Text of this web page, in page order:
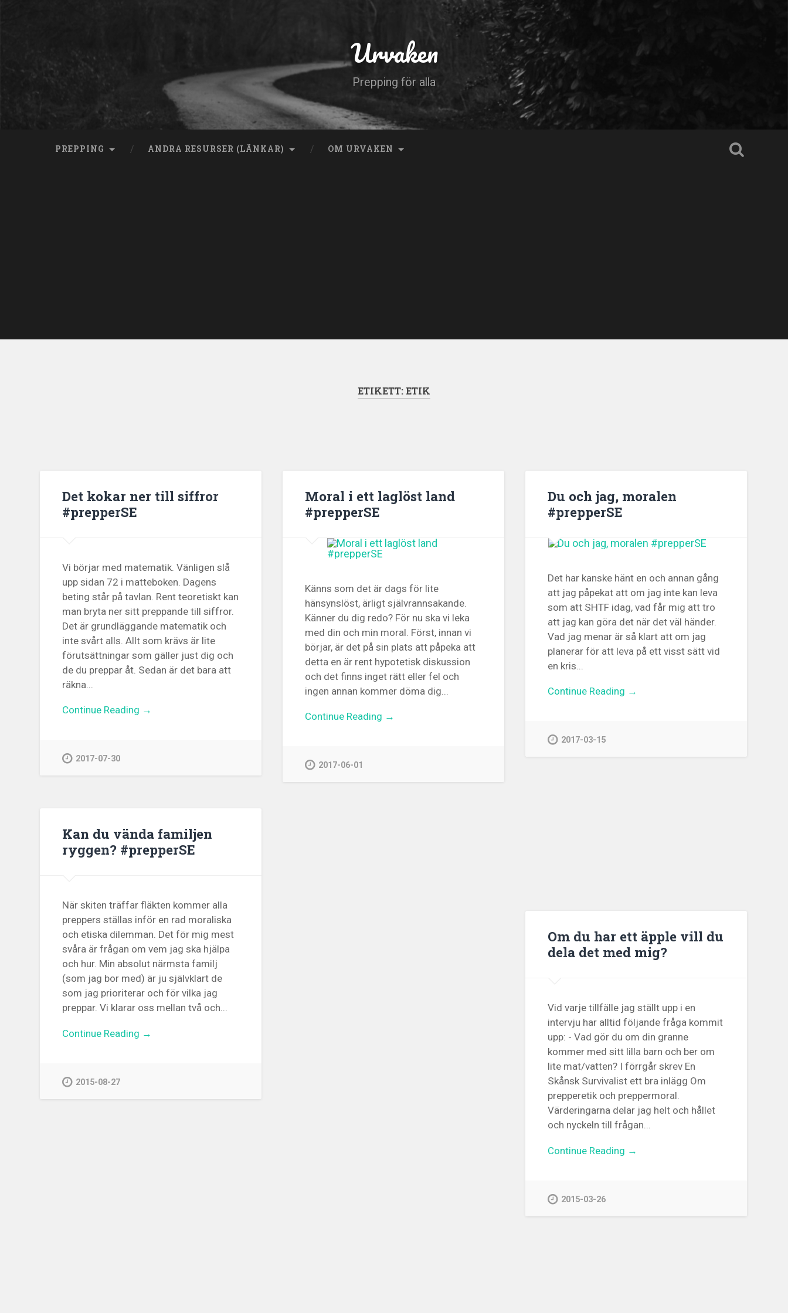
Urvaken
Prepping för alla
PREPPING ANDRA RESURSER (LÄNKAR) OM URVAKEN
ETIKETT:ETIK
Det kokar ner till siffror
#prepperSE
Vi börjar med matematik. Vänligen slå
upp sidan 72 i matteboken. Dagens
beting står på tavlan. Rent teoretiskt kan
man bryta ner sitt preppande till siffror.
Det är grundläggande matematik och
inte svårt alls. Allt som krävs är lite
förutsättningar som gäller just dig och
de du preppar åt. Sedan är det bara att
räkna...
Continue Reading →
2017-07-30
Moral i ett laglöst land
#prepperSE
Känns som det är dags för lite
hänsynslöst, ärligt självrannsakande.
Känner du dig redo? För nu ska vi leka
med din och min moral. Först, innan vi
börjar, är det på sin plats att påpeka att
detta en är rent hypotetisk diskussion
och det finns inget rätt eller fel och
ingen annan kommer döma dig...
Continue Reading →
2017-06-01
Du och jag, moralen
#prepperSE
Det har kanske hänt en och annan gång
att jag påpekat att om jag inte kan leva
som att SHTF idag, vad får mig att tro
att jag kan göra det när det väl händer.
Vad jag menar är så klart att om jag
planerar för att leva på ett visst sätt vid
en kris...
Continue Reading →
2017-03-15
Kan du vända familjen
ryggen? #prepperSE
När skiten träffar fläkten kommer alla
preppers ställas inför en rad moraliska
och etiska dilemman. Det för mig mest
svåra är frågan om vem jag ska hjälpa
och hur. Min absolut närmsta familj
(som jag bor med) är ju självklart de
som jag prioriterar och för vilka jag
preppar. Vi klarar oss mellan två och...
Continue Reading →
2015-08-27
Om du har ett äpple vill du
dela det med mig?
Vid varje tillfälle jag ställt upp i en
intervju har alltid följande fråga kommit
upp: - Vad gör du om din granne
kommer med sitt lilla barn och ber om
lite mat/vatten? I förrgår skrev En
Skånsk Survivalist ett bra inlägg Om
prepperetik och preppermoral.
Värderingarna delar jag helt och hållet
och nyckeln till frågan...
Continue Reading →
2015-03-26